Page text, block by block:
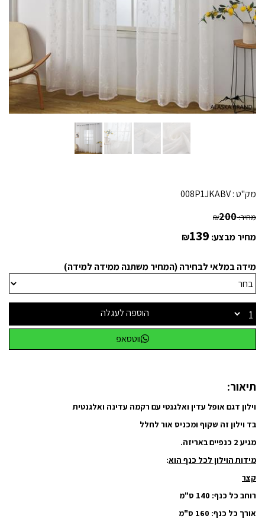
מק"ט :008P1JKABV
מחיר: ₪200
מחיר מבצע: ₪139
מידה במלאי לבחירה (המחיר משתנה ממידה למידה)
הוספה לעגלה
ווטסאפ
תיאור:
וילון דגם אופל עדין ואלגנטי עם רקמה עדינה ואלגנטית
בד וילון זה שקוף ומכניס אור לחלל
מגיע 2 כנפיים באריזה.
מידות הוילון לכל כנף הוא:
קצר
רוחב כל כנף: 140 ס"מ
אורך כל כנף: 160 ס"מ